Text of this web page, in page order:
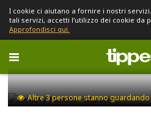
I cookie ci aiutano a fornire i nostri
tali servizi, accetti l'utilizzo dei cookie da
Approfondisci qui.
Toggle
navigation
Sei in Emilia-Romagna (cambia)
Altre3persone stanno guardando